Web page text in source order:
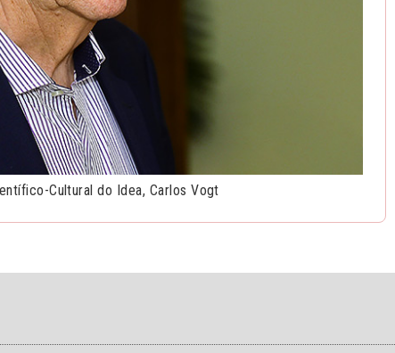
Cultural do Idea, Carlos Vogt